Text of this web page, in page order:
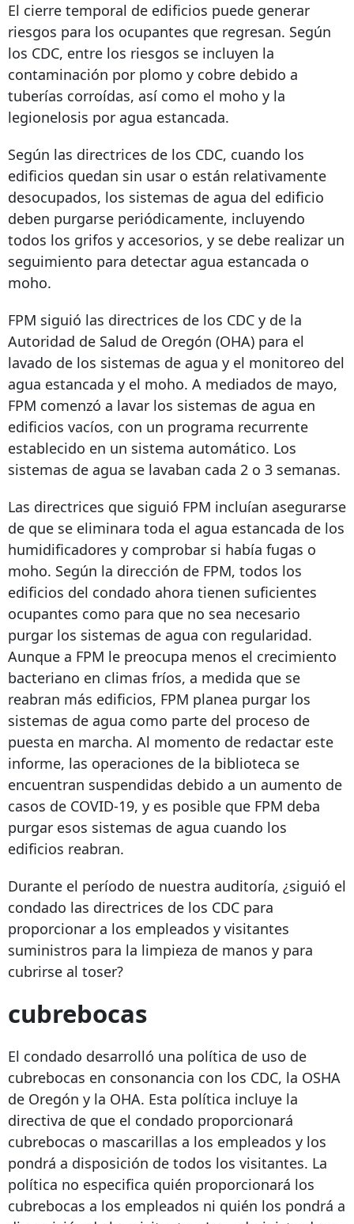
El cierre temporal de edificios puede generar
riesgos para los ocupantes que regresan. Según
los CDC, entre los riesgos se incluyen la
contaminación por plomo y cobre debido a
tuberías corroídas, así como el moho y la
legionelosis por agua estancada.
Según las directrices de los CDC, cuando los
edificios quedan sin usar o están relativamente
desocupados, los sistemas de agua del edificio
deben purgarse periódicamente, incluyendo
todos los grifos y accesorios, y se debe realizar un
seguimiento para detectar agua estancada o
moho.
FPM siguió las directrices de los CDC y de la
Autoridad de Salud de Oregón (OHA) para el
lavado de los sistemas de agua y el monitoreo del
agua estancada y el moho. A mediados de mayo,
FPM comenzó a lavar los sistemas de agua en
edificios vacíos, con un programa recurrente
establecido en un sistema automático. Los
sistemas de agua se lavaban cada 2 o 3 semanas.
Las directrices que siguió FPM incluían asegurarse
de que se eliminara toda el agua estancada de los
humidificadores y comprobar si había fugas o
moho. Según la dirección de FPM, todos los
edificios del condado ahora tienen suficientes
ocupantes como para que no sea necesario
purgar los sistemas de agua con regularidad.
Aunque a FPM le preocupa menos el crecimiento
bacteriano en climas fríos, a medida que se
reabran más edificios, FPM planea purgar los
sistemas de agua como parte del proceso de
puesta en marcha. Al momento de redactar este
informe, las operaciones de la biblioteca se
encuentran suspendidas debido a un aumento de
casos de COVID-19, y es posible que FPM deba
purgar esos sistemas de agua cuando los
edificios reabran.
Durante el período de nuestra auditoría, ¿siguió el
condado las directrices de los CDC para
proporcionar a los empleados y visitantes
suministros para la limpieza de manos y para
cubrirse al toser?
cubrebocas
El condado desarrolló una política de uso de
cubrebocas en consonancia con los CDC, la OSHA
de Oregón y la OHA. Esta política incluye la
directiva de que el condado proporcionará
cubrebocas o mascarillas a los empleados y los
pondrá a disposición de todos los visitantes. La
política no especifica quién proporcionará los
cubrebocas a los empleados ni quién los pondrá a